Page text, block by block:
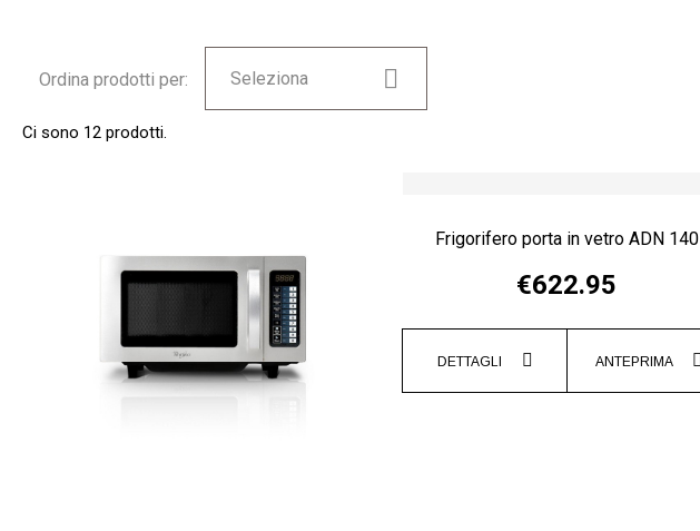
Ordina prodotti per: Seleziona 
Ci sono 12 prodotti.
Frigorifero porta in vetro ADN 140
€622.95
DETTAGLI ANTEPRIMA